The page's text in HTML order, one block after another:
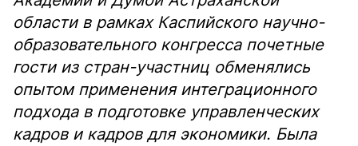
области в рамках Каспийского научно-
образовательного конгресса почетные
гости из стран-участниц обменялись
опытом применения интеграционного
подхода в подготовке управленческих
кадров и кадров для экономики. Была